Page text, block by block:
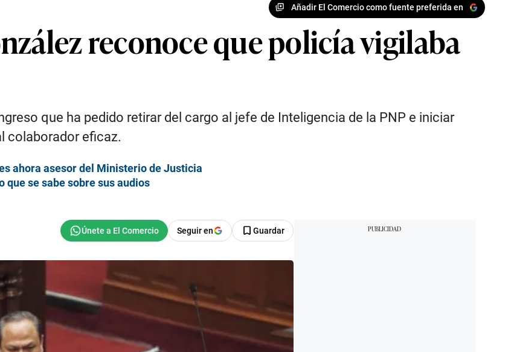
Añadir El Comercio como fuente preferida en
reconoce que policía vigilaba
que ha pedido retirar del cargo al jefe de Inteligencia de la PNP e iniciar
colaborador eficaz.
ahora asesor del Ministerio de Justicia
que se sabe sobre sus audios
Seguir en Guardar